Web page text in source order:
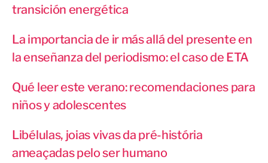
transición energética
La importancia de ir más allá del presente en
la enseñanza del periodismo: el caso de ETA
Qué leer este verano: recomendaciones para
niños y adolescentes
Libélulas, joias vivas da pré-história
ameaçadas pelo ser humano